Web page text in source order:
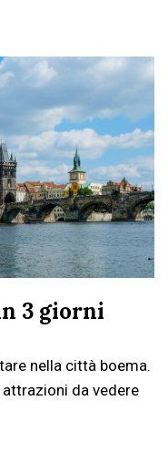
3 giorni
nella città boema.
da vedere